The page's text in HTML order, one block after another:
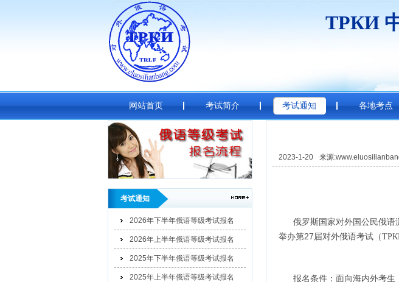
ТРКИ
网站首页 考试简介 考试通知 各地考点
考试通知
2026年下半年俄语等级考试报名
2026年上半年俄语等级考试报名
2025年下半年俄语等级考试报名
2025年上半年俄语等级考试报名
2023-1-20 来源
俄罗斯国家对外国公民俄
举办第27届对外俄语考试 （
报名条件：面向海内外考生